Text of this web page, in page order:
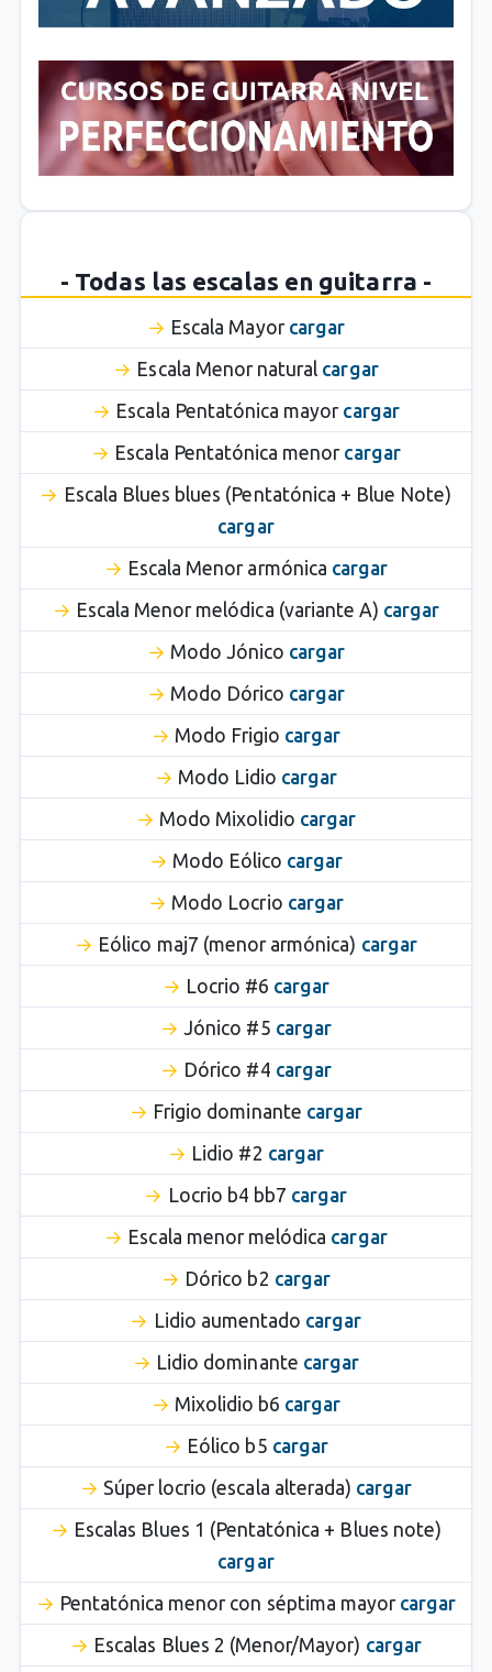
- Todas las escalas en guitarra -
Escala Mayor cargar
Escala Menor natural cargar
Escala Pentatónica mayor cargar
Escala Pentatónica menor cargar
Escala Blues blues (Pentatónica + Blue Note)
cargar
Escala Menor armónica cargar
Escala Menor melódica (variante A) cargar
Modo Jónico cargar
Modo Dórico cargar
Modo Frigio cargar
Modo Lidio cargar
Modo Mixolidio cargar
Modo Eólico cargar
Modo Locrio cargar
Eólico maj7 (menor armónica) cargar
Locrio #6 cargar
Jónico #5 cargar
Dórico #4 cargar
Frigio dominante cargar
Lidio #2 cargar
Locrio b4 bb7 cargar
Escala menor melódica cargar
Dórico b2 cargar
Lidio aumentado cargar
Lidio dominante cargar
Mixolidio b6 cargar
Eólico b5 cargar
Súper locrio (escala alterada) cargar
Escalas Blues 1 (Pentatónica + Blues note)
cargar
Pentatónica menor con séptima mayor cargar
Escalas Blues 2 (Menor/Mayor) cargar